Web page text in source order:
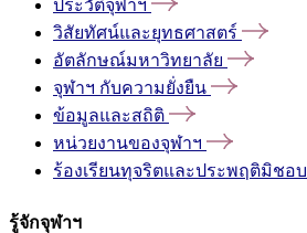
ประวัติจุฬาฯ
วิสัยทัศน์และยุทธศาสตร์
อัตลักษณ์มหาวิทยาลัย
จุฬาฯ กับความยั่งยืน
ข้อมูลและสถิติ
หน่วยงานของจุฬาฯ
ร้องเรียนทุจริตและประพฤติมิชอบ
รู้จักจุฬาฯ